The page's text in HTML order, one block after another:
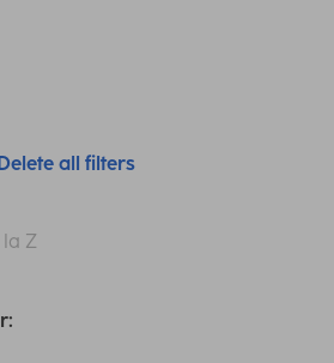
all filters
Z